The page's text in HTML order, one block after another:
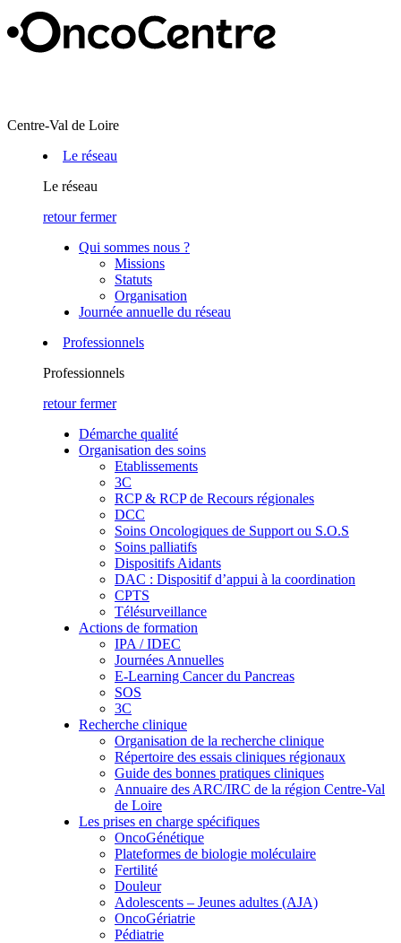
Centre-Val de Loire
Le réseau
Le réseau
retour fermer
Qui sommes nous ?
Missions
Statuts
Organisation
Journée annuelle du réseau
Professionnels
Professionnels
retour fermer
Démarche qualité
Organisation des soins
Etablissements
3C
RCP & RCP de Recours régionales
DCC
Soins Oncologiques de Support ou S.O.S
Soins palliatifs
Dispositifs Aidants
DAC : Dispositif d’appui à la coordination
CPTS
Télésurveillance
Actions de formation
IPA / IDEC
Journées Annuelles
E-Learning Cancer du Pancreas
SOS
3C
Recherche clinique
Organisation de la recherche clinique
Répertoire des essais cliniques régionaux
Guide des bonnes pratiques cliniques
Annuaire des ARC/IRC de la région Centre-Val
de Loire
Les prises en charge spécifiques
OncoGénétique
Plateformes de biologie moléculaire
Fertilité
Douleur
Adolescents – Jeunes adultes (AJA)
OncoGériatrie
Pédiatrie